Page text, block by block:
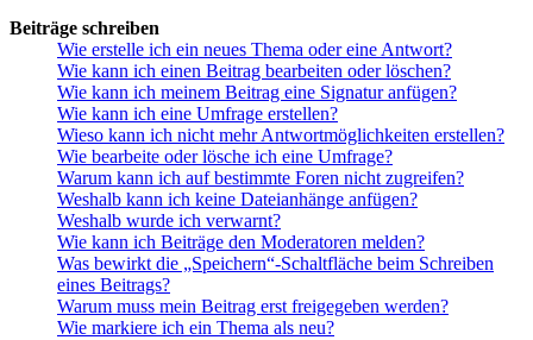
Beiträge schreiben
Wie erstelle ich ein neues Thema oder eine Antwort?
Wie kann ich einen Beitrag bearbeiten oder löschen?
Wie kann ich meinem Beitrag eine Signatur anfügen?
Wie kann ich eine Umfrage erstellen?
Wieso kann ich nicht mehr Antwortmöglichkeiten erstellen?
Wie bearbeite oder lösche ich eine Umfrage?
Warum kann ich auf bestimmte Foren nicht zugreifen?
Weshalb kann ich keine Dateianhänge anfügen?
Weshalb wurde ich verwarnt?
Wie kann ich Beiträge den Moderatoren melden?
Was bewirkt die „Speichern“-Schaltfläche beim Schreiben
eines Beitrags?
Warum muss mein Beitrag erst freigegeben werden?
Wie markiere ich ein Thema als neu?